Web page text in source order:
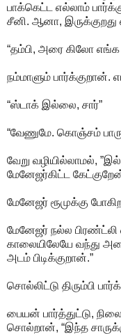
பாக்கெட்ட எல்லாம்
சீனி. ஆனா,
“தம்பி, அரை கிலோ எங்க
நம்மாளும் பார்க்குறான்.
“ஸ்டாக் இல்லை, சார்”
“வேணுமே. கொஞ்சம்
வேறு வழியில்லாமல்,
மேனேஜர்கிட்ட
மேனேஜர் ரூமுக்கு
மேனேஜர் நல்ல பிரண்ட்லி
காலையிலேயே வந்து
அடம் பிடிக்குறான்.”
சொல்லிட்டு திரும்பி
பையன் பார்த்துட்டு,
சொல்றான், “இந்த